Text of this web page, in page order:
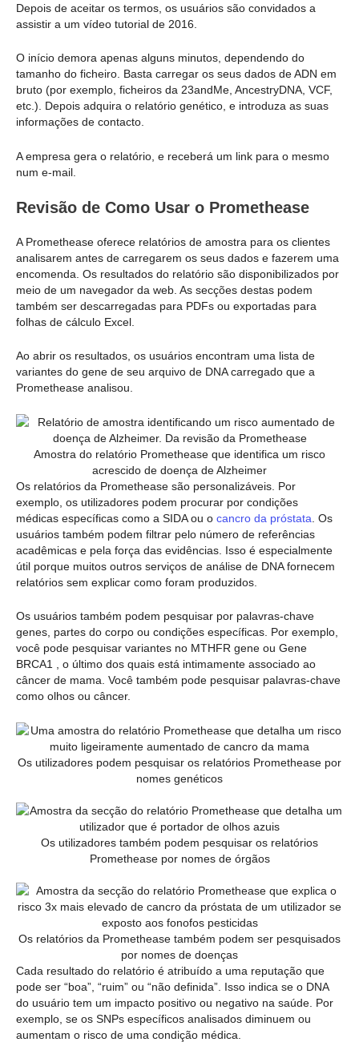
Depois de aceitar os termos, os usuários são convidados a
assistir a um vídeo tutorial de 2016.
O início demora apenas alguns minutos, dependendo do
tamanho do ficheiro. Basta carregar os seus dados de ADN em
bruto (por exemplo, ficheiros da 23andMe, AncestryDNA, VCF,
etc.). Depois adquira o relatório genético, e introduza as suas
informações de contacto.
A empresa gera o relatório, e receberá um link para o mesmo
num e-mail.
Revisão de Como Usar o Promethease
A Promethease oferece relatórios de amostra para os clientes
analisarem antes de carregarem os seus dados e fazerem uma
encomenda. Os resultados do relatório são disponibilizados por
meio de um navegador da web. As secções destas podem
também ser descarregadas para PDFs ou exportadas para
folhas de cálculo Excel.
Ao abrir os resultados, os usuários encontram uma lista de
variantes do gene de seu arquivo de DNA carregado que a
Promethease analisou.
Amostra do relatório Promethease que identifica um risco
acrescido de doença de Alzheimer
Os relatórios da Promethease são personalizáveis. Por
exemplo, os utilizadores podem procurar por condições
médicas específicas como a SIDA ou o cancro da próstata . Os
usuários também podem filtrar pelo número de referências
acadêmicas e pela força das evidências. Isso é especialmente
útil porque muitos outros serviços de análise de DNA fornecem
relatórios sem explicar como foram produzidos.
Os usuários também podem pesquisar por palavras-chave
genes, partes do corpo ou condições específicas. Por exemplo,
você pode pesquisar variantes no MTHFR gene ou Gene
BRCA1 , o último dos quais está intimamente associado ao
câncer de mama. Você também pode pesquisar palavras-chave
como olhos ou câncer.
Os utilizadores podem pesquisar os relatórios Promethease por
nomes genéticos
Os utilizadores também podem pesquisar os relatórios
Promethease por nomes de órgãos
Os relatórios da Promethease também podem ser pesquisados
por nomes de doenças
Cada resultado do relatório é atribuído a uma reputação que
pode ser “boa”, “ruim” ou “não definida”. Isso indica se o DNA
do usuário tem um impacto positivo ou negativo na saúde. Por
exemplo, se os SNPs específicos analisados diminuem ou
aumentam o risco de uma condição médica.